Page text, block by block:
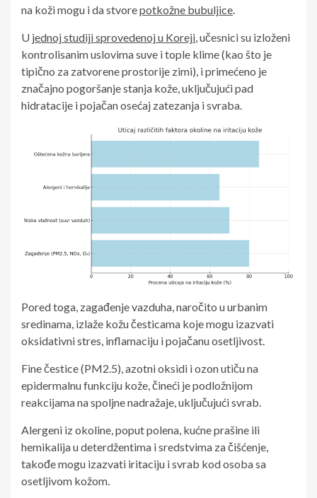
na koži mogu i da stvorepotkožne bubuljice
U jednoj studiji sprovedenoj u Koreji , učesnici su izloženi
kontrolisanim uslovima suve i tople klime (kao što je
tipično za zatvorene prostorije zimi), i primećeno je
značajno pogoršanje stanja kože, uključujući pad
hidratacije i pojačan osećaj zatezanja i svraba.
Pored toga, zagađenje vazduha, naročito u urbanim
sredinama, izlaže kožu česticama koje mogu izazvati
oksidativni stres, inflamaciju i pojačanu osetljivost.
Fine čestice (PM2.5), azotni oksidi i ozon utiču na
epidermalnu funkciju kože, čineći je podložnijom
reakcijama na spoljne nadražaje, uključujući svrab.
Alergeni iz okoline, poput polena, kućne prašine ili
hemikalija u deterdžentima i sredstvima za čišćenje,
takođe mogu izazvati iritaciju i svrab kod osoba sa
osetljivom kožom.